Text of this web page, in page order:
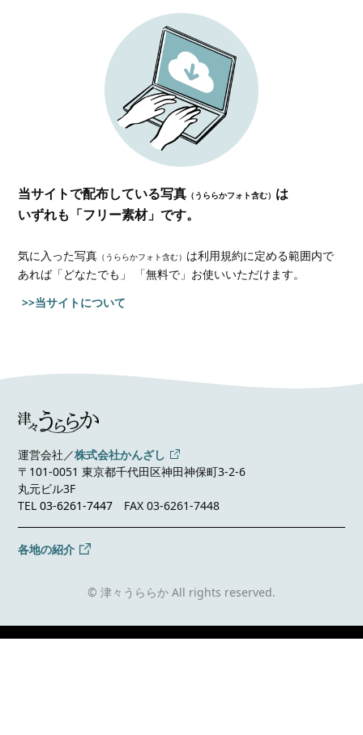
当サイトで配布している写真 （うららかフォト含む） は
いずれも「フリー素材」です。
気に入った写真 （うららかフォト含む） は利用規約に定める範囲内で
あれば「どなたでも」 「無料で」お使いいただけます。
>>当サイトについて
運営会社／株式会社かんざし
〒101-0051 東京都千代田区神田神保町3-2-6
丸元ビル3F
TEL03-6261-7447 FAX 03-6261-7448
各地の紹介
© 津々うららか All rights reserved.